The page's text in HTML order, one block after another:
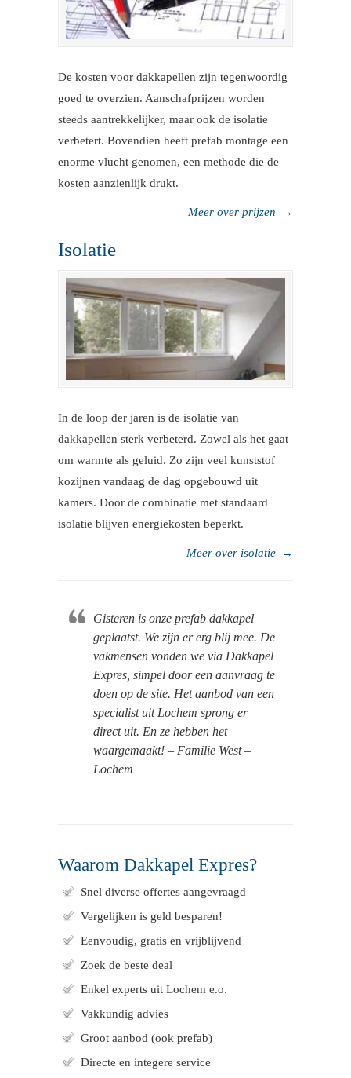
De kosten voor dakkapellen zijn tegenwoordig
goed te overzien. Aanschafprijzen worden
steeds aantrekkelijker, maar ook de isolatie
verbetert. Bovendien heeft prefab montage een
enorme vlucht genomen, een methode die de
kosten aanzienlijk drukt.
Meer over prijzen →
Isolatie
In de loop der jaren is de isolatie van
dakkapellen sterk verbeterd. Zowel als het gaat
om warmte als geluid. Zo zijn veel kunststof
kozijnen vandaag de dag opgebouwd uit
kamers. Door de combinatie met standaard
isolatie blijven energiekosten beperkt.
Meer over isolatie →
Gisteren is onze prefab dakkapel
geplaatst. We zijn er erg blij mee. De
vakmensen vonden we via Dakkapel
Expres, simpel door een aanvraag te
doen op de site. Het aanbod van een
specialist uit Lochem sprong er
direct uit. En ze hebben het
waargemaakt! – Familie West –
Lochem
Waarom Dakkapel Expres?
Snel diverse offertes aangevraagd
Vergelijken is geld besparen!
Eenvoudig, gratis en vrijblijvend
Zoek de beste deal
Enkel experts uit Lochem e.o.
Vakkundig advies
Groot aanbod (ook prefab)
Directe en integere service